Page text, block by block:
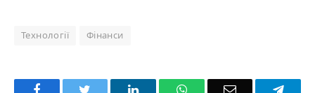
Технології Фінанси
Facebook LinkedInWhatsAppEmail